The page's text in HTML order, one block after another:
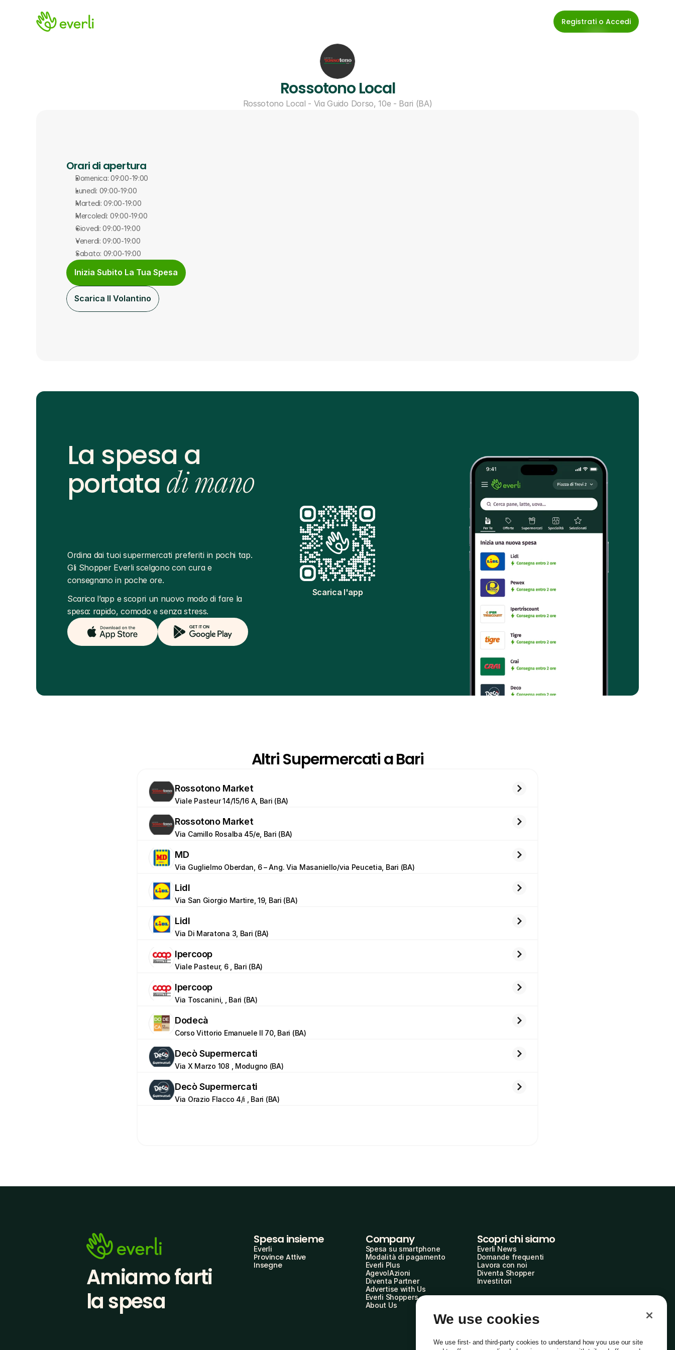
Registrati o Accedi
Rossotono Local
Rossotono Local - Via Guido Dorso, 10e - Bari (BA)
Orari di apertura
Domenica: 09:00-19:00
Lunedì: 09:00-19:00
Martedì: 09:00-19:00
Mercoledì: 09:00-19:00
Giovedì: 09:00-19:00
Venerdì: 09:00-19:00
Sabato: 09:00-19:00
Inizia Subito La Tua Spesa
Scarica Il Volantino
Scarica l'app
La spesa a
portata di mano
Ordina dai tuoi supermercati preferiti in pochi tap.
Gli Shopper Everli scelgono con cura e
consegnano in poche ore.
Scarica l’app e scopri un nuovo modo di fare la
spesa: rapido, comodo e senza stress.
Altri Supermercati a Bari
Rossotono Market
Viale Pasteur 14/15/16 A, Bari (BA)
Rossotono Market
Via Camillo Rosalba 45/e, Bari (BA)
MD
Via Guglielmo Oberdan, 6 – Ang. Via Masaniello/via Peucetia, Bari (BA)
Lidl
Via San Giorgio Martire, 19, Bari (BA)
Lidl
Via Di Maratona 3, Bari (BA)
Ipercoop
Viale Pasteur, 6 , Bari (BA)
Ipercoop
Via Toscanini, , Bari (BA)
Dodecà
Corso Vittorio Emanuele Il 70, Bari (BA)
Decò Supermercati
Via X Marzo 108 , Modugno (BA)
Decò Supermercati
Via Orazio Flacco 4/i , Bari (BA)
Amiamo farti
la spesa
Spesa insieme
Everli
Province Attive
Insegne
Company
Spesa su smartphone
Modalità di pagamento
Everli Plus
AgevolAzioni
Diventa Partner
Advertise with Us
Everli Shoppers
About Us
Scopri chi siamo
Everli News
Domande frequenti
Lavora con noi
Diventa Shopper
Investitori
We use cookies
We use first- and third-party cookies to understand how you use our site